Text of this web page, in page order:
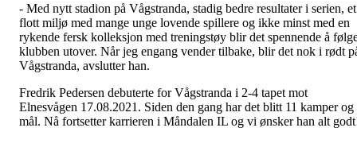
- Med nytt stadion på Vågstranda, stadig bedre resultater i serien, et
flott miljø med mange unge lovende spillere og ikke minst med en
rykende fersk kolleksjon med treningstøy blir det spennende å
klubben utover. Når jeg engang vender tilbake, blir det nok i rødt
Vågstranda, avslutter han.
Fredrik Pedersen debuterte for Vågstranda i 2-4 tapet mot
Elnesvågen 17.08.2021. Siden den gang har det blitt 11 kamper og
mål. Nå fortsetter karrieren i Måndalen IL og vi ønsker han alt